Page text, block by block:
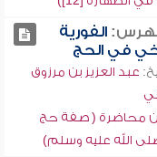
الفورية
في الحج
عبد العزيز بن مرزوق
محاضرة ( صفة حج
الله عليه وسلم)